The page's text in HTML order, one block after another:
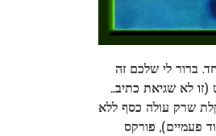
$ ליום רווח בעת שתיית קפה אחד. ברור לי שלכם זה
(זו לא שגיאת כתיב…
מוזרה וקלוקלת שרק עולה כסף ללא
פעמיים), פורקס